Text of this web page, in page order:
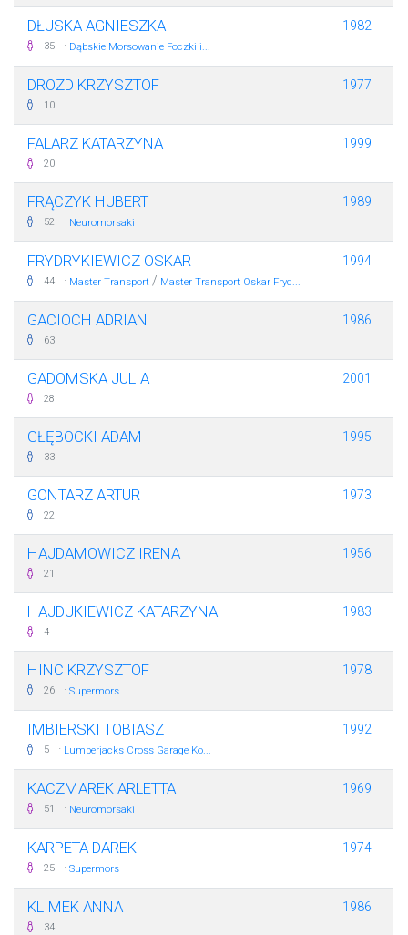
DŁUSKA AGNIESZKA
35 · Dąbskie Morsowanie Foczki i...
1982
DROZD KRZYSZTOF
10
1977
FALARZ KATARZYNA
20
1999
FRĄCZYK HUBERT
52 · Neuromorsaki
1989
FRYDRYKIEWICZ OSKAR
44 · Master Transport / Master Transport Oskar Fryd...
1994
GACIOCH ADRIAN
63
1986
GADOMSKA JULIA
28
2001
GŁĘBOCKI ADAM
33
1995
GONTARZ ARTUR
22
1973
HAJDAMOWICZ IRENA
21
1956
HAJDUKIEWICZ KATARZYNA
4
1983
HINC KRZYSZTOF
26 · Supermors
1978
IMBIERSKI TOBIASZ
5 · Lumberjacks Cross Garage Ko...
1992
KACZMAREK ARLETTA
51 · Neuromorsaki
1969
KARPETA DAREK
25 · Supermors
1974
KLIMEK ANNA
34
1986